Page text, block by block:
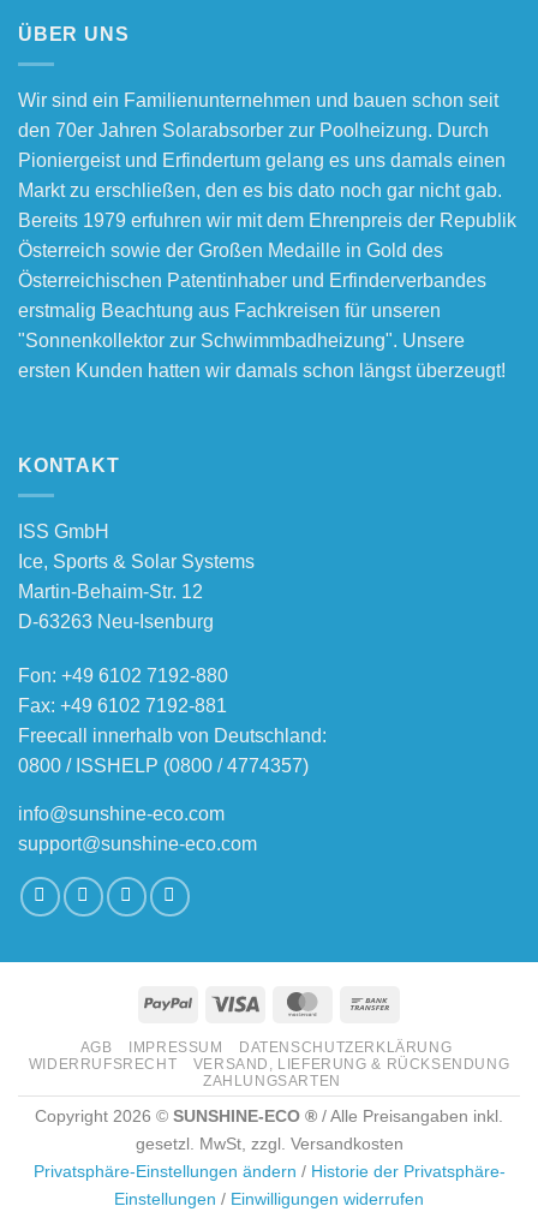
ÜBER UNS
Wir sind ein Familienunternehmen und bauen schon seit
den 70er Jahren Solarabsorber zur Poolheizung. Durch
Pioniergeist und Erfindertum gelang es uns damals einen
Markt zu erschließen, den es bis dato noch gar nicht gab.
Bereits 1979 erfuhren wir mit dem Ehrenpreis der Republik
Österreich sowie der Großen Medaille in Gold des
Österreichischen Patentinhaber und Erfinderverbandes
erstmalig Beachtung aus Fachkreisen für unseren
"Sonnenkollektor zur Schwimmbadheizung". Unsere
ersten Kunden hatten wir damals schon längst überzeugt!
KONTAKT
ISS GmbH
Ice, Sports & Solar Systems
Martin-Behaim-Str. 12
D-63263 Neu-Isenburg
Fon: +49 6102 7192-880
Fax: +49 6102 7192-881
Freecall innerhalb von Deutschland:
0800 / ISSHELP (0800 / 4774357)
info@sunshine-eco.com
support@sunshine-eco.com
PayPal Visa MasterCard
AGB IMPRESSUM
DATENSCHUTZERKLÄRUNG
WIDERRUFSRECHT
VERSAND, LIEFERUNG & RÜCKSENDUNG
ZAHLUNGSARTEN
Copyright 2026 © SUNSHINE-ECO ® / Alle Preisangaben inkl.
gesetzl. MwSt, zzgl. Versandkosten
Privatsphäre-Einstellungen ändern / Historie der Privatsphäre-
Einstellungen / Einwilligungen widerrufen